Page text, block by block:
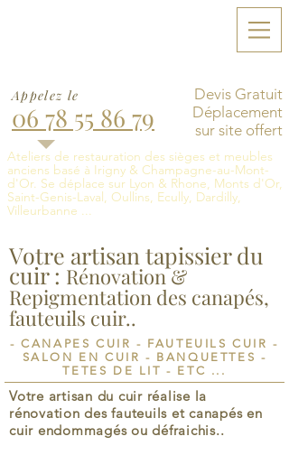
Appelez le
06 78 55 86 79
Devis Gratuit
Déplacement
sur site offert
Ateliers de restauration des sièges et meubles
anciens basé à Irigny & Champagne-au-Mont-
d'Or. Se déplace sur Lyon & Rhone, Monts d'Or,
Saint-Genis-Laval, Oullins, Ecully, Dardilly,
Villeurbanne ...
Votre artisan tapissier du
cuir :Rénovation &
Repigmentation des canapés,
fauteuils cuir..
- CANAPES CUIR - FAUTEUILS CUIR -
SALON EN CUIR - BANQUETTES -
TETES DE LIT - ETC ...
Votre artisan du cuir réalise la
rénovation des fauteuils et canapés en
cuir endommagés ou défraichis..